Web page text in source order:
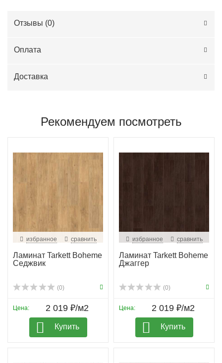
Отзывы (0)
Оплата
Доставка
Рекомендуем посмотреть
избранное сравнить
Ламинат Tarkett Boheme
Седжвик
(0)
Цена: 2 019 ₽/м2
Купить
избранное сравнить
Ламинат Tarkett Boheme
Джаггер
(0)
Цена: 2 019 ₽/м2
Купить